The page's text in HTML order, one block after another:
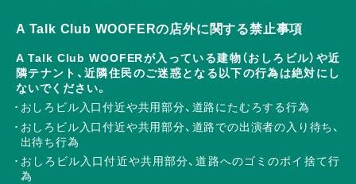
A Talk Club WOOFERの店外に関する禁止事項
A Talk Club WOOFERが入っている建物（おしろビル）や近
隣テナント、近隣住民のご迷惑となる以下の行為は絶対にし
ないでください。
おしろビル入口付近や共用部分、道路にたむろする行為
おしろビル入口付近や共用部分、道路での出演者の入り待ち、
出待ち行為
おしろビル入口付近や共用部分、道路へのゴミのポイ捨て行
為